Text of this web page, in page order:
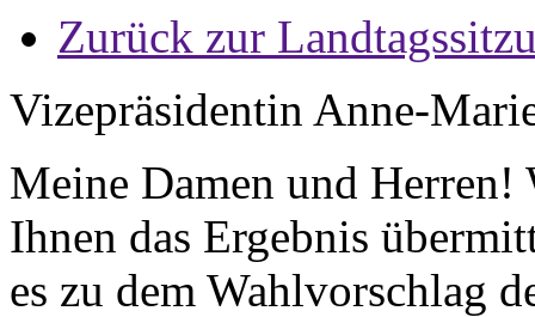
Zurück zur
Vizepräsidentin Anne-
Meine Damen und
Ihnen das Ergebnis
es zu dem Wahlvorschlag